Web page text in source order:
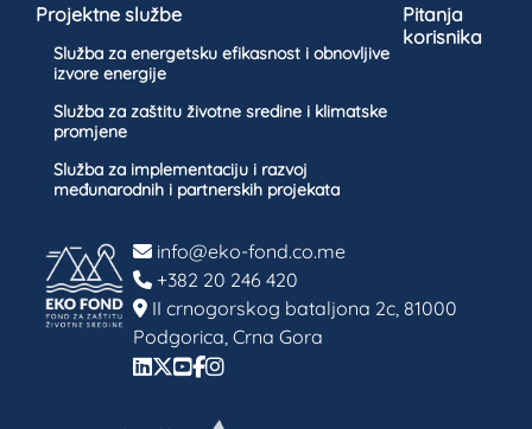
Projektne službe
Služba za energetsku efikasnost i obnovljive
izvore energije
Služba za zaštitu životne sredine i klimatske
promjene
Služba za implementaciju i razvoj
međunarodnih i partnerskih projekata
Pitanja
korisnika
info@eko-fond.co.me
+382 20 246 420
II crnogorskog bataljona 2c, 81000
Podgorica, Crna Gora